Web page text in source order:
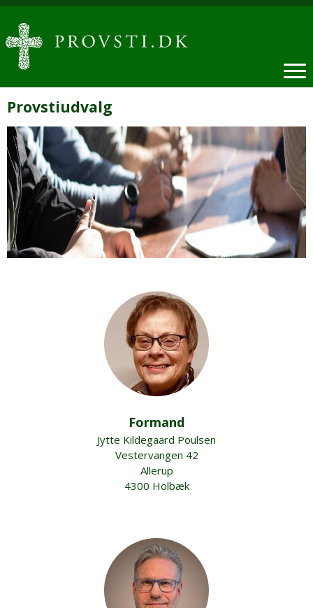
Provstiudvalg
Formand
Jytte Kildegaard Poulsen
Vestervangen 42
Allerup
4300 Holbæk